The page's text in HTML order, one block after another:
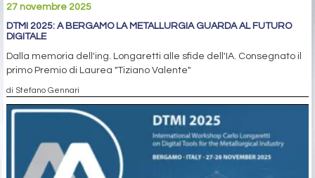
27 novembre 2025
DTMI 2025: A BERGAMO LA METALLURGIA GUARDA AL FUTURO
DIGITALE
Dalla memoria dell'ing. Longaretti alle sfide dell'IA. Consegnato il
primo Premio di Laurea "Tiziano Valente"
di Stefano Gennari